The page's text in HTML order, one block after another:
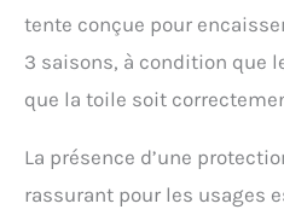
tente conçue pour
3 saisons, à condition que
que la toile soit
La présence d’une
rassurant pour les usages